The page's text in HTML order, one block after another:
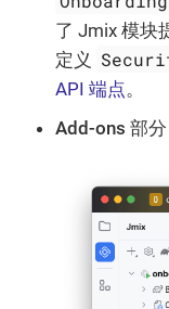
了 Jmix 模块
定义
API 端点。
Add-ons 部